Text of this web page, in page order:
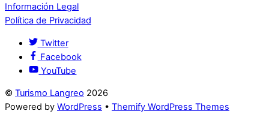
Información Legal
Política de Privacidad
Twitter
Facebook
YouTube
© Turismo Langreo 2026
Powered by WordPress • Themify WordPress Themes